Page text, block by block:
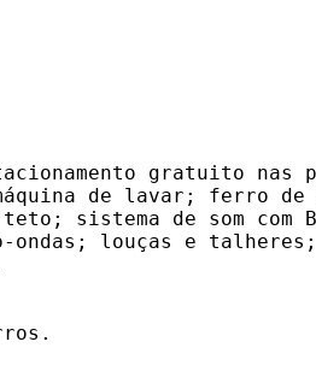
gratuito nas
de lavar; ferro de
sistema de som com
ondas; louças e